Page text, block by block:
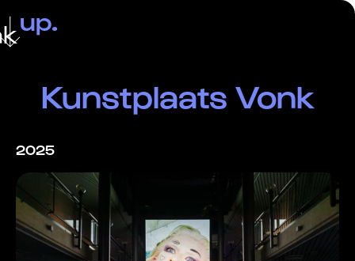
up.
Kunstplaats Vonk
2025